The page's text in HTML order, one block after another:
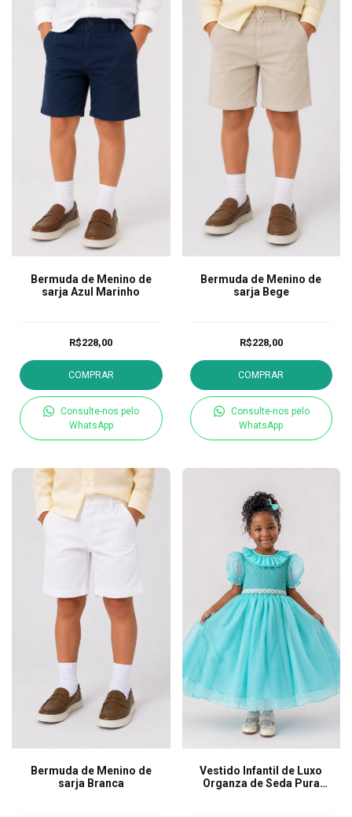
Bermuda de Menino de
sarja Azul Marinho
R$228,00
COMPRAR
Consulte-nos pelo
WhatsApp
Bermuda de Menino de
sarja Bege
R$228,00
COMPRAR
Consulte-nos pelo
WhatsApp
Bermuda de Menino de
sarja Branca
Vestido Infantil de Luxo
Organza de Seda Pura